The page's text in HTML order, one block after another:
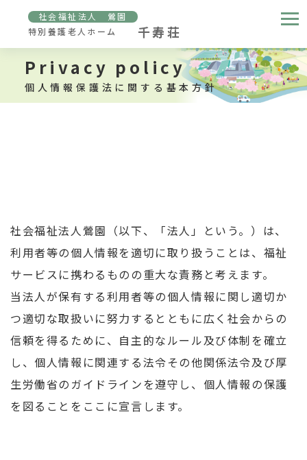
社会福祉法人 鶯園
特別養護老人ホーム
千寿荘
Privacy policy
個人情報保護法に関する基本方針
社会福祉法人鶯園（以下、「法人」という。）は、
利用者等の個人情報を適切に取り扱うことは、福祉
サービスに携わるものの重大な責務と考えます。
当法人が保有する利用者等の個人情報に関し適切か
つ適切な取扱いに努力するとともに広く社会からの
信頼を得るために、自主的なルール及び体制を確立
し、個人情報に関連する法令その他関係法令及び厚
生労働省のガイドラインを遵守し、個人情報の保護
を図ることをここに宣言します。